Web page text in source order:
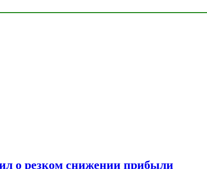
о резком снижении прибыли